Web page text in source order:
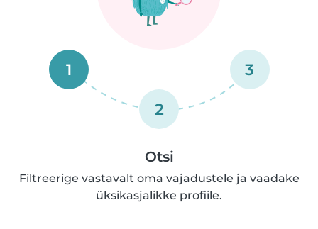
1
2
3
Otsi
Filtreerige vastavalt oma vajadustele ja vaadake
üksikasjalikke profiile.